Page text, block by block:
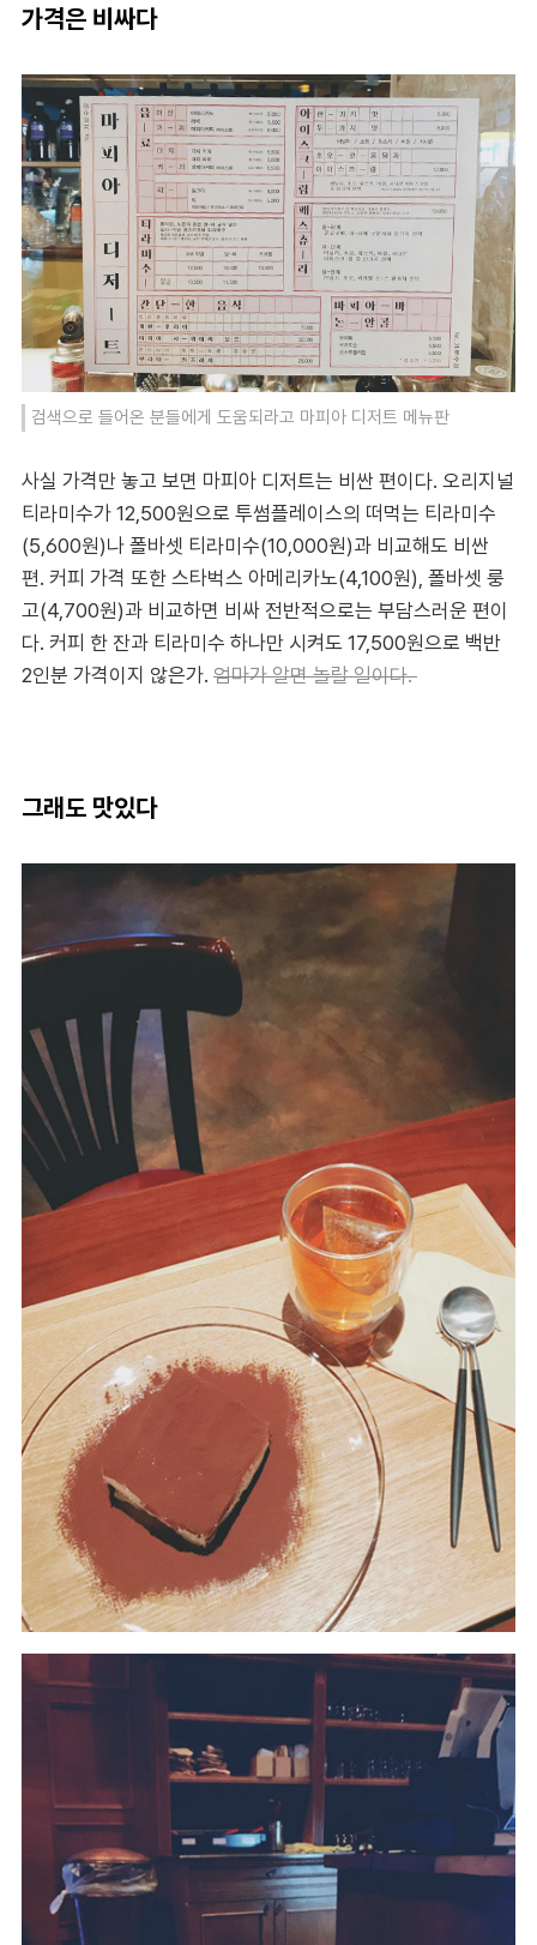
가격은 비싸다
검색으로 들어온 분들에게 도움되라고 마피아 디저트 메뉴판
사실 가격만 놓고 보면 마피아 디저트는 비싼 편이다. 오리지널
티라미수가 12,500원으로 투썸플레이스의 떠먹는 티라미수
(5,600원)나 폴바셋 티라미수(10,000원)과 비교해도 비싼
편. 커피 가격 또한 스타벅스 아메리카노(4,100원), 폴바셋 룽
고(4,700원)과 비교하면 비싸 전반적으로는 부담스러운 편이
다. 커피 한 잔과 티라미수 하나만 시켜도 17,500원으로 백반
2인분 가격이지 않은가. 엄마가 알면 놀랄 일이다.
그래도 맛있다